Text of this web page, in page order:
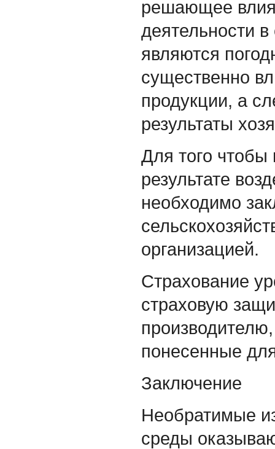
решающее
деятельности
являются
существенно
продукции, а
результаты
Для того
результате
необходимо
организацией.
Страхование
страховую
понесенные
Заключение
Необратимые
среды